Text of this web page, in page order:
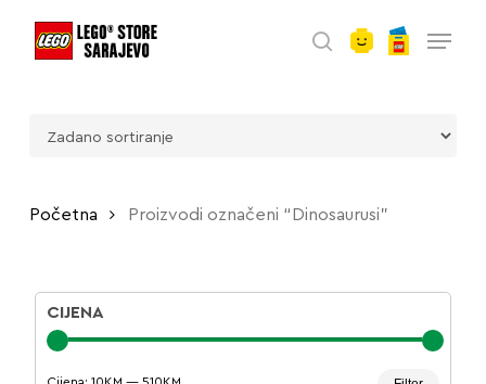
search
Početna Proizvodi označeni “Dinosaurusi”
CIJENA